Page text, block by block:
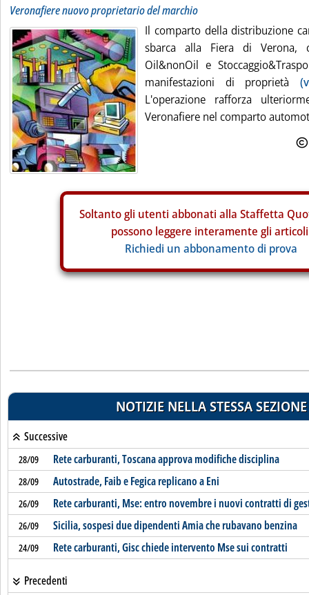
Veronafiere nuovo proprietario del marchio
Il comparto della distribuzione
sbarca alla Fiera di Verona,
Oil&nonOil e
manifestazioni di proprietà
L'operazione rafforza
Veronafiere nel comparto
Soltanto gli utenti abbonati alla Staffetta
possono leggere interamente gli
Richiedi un abbonamento di prova
NOTIZIE NELLA STESSA SEZIONE
Successive
28/09 Rete carburanti, Toscana approva modifiche disciplina
28/09 Autostrade, Faib e Fegica replicano a Eni
26/09 Rete carburanti, Mse: entro novembre i nuovi contratti di
26/09 Sicilia, sospesi due dipendenti Amia che rubavano benzina
24/09 Rete carburanti, Gisc chiede intervento Mse sui contratti
Precedenti